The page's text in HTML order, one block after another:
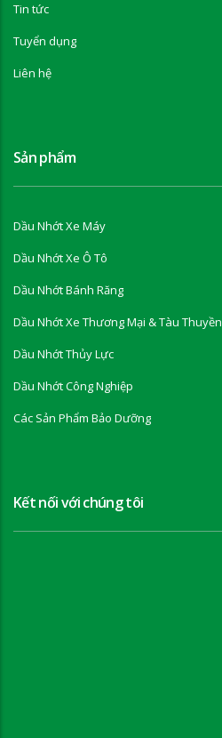
Tin tức
Tuyển dụng
Liên hệ
Sản phẩm
Dầu Nhớt Xe Máy
Dầu Nhớt Xe Ô Tô
Dầu Nhớt Bánh Răng
Dầu Nhớt Xe Thương Mại & Tàu Thuyền
Dầu Nhớt Thủy Lực
Dầu Nhớt Công Nghiệp
Các Sản Phẩm Bảo Dưỡng
Kết nối với chúng tôi